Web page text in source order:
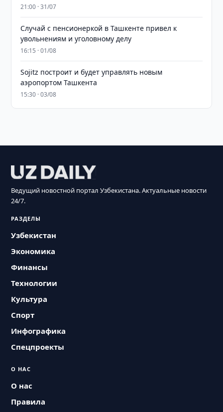
21:00 · 31/07
Случай с пенсионеркой в Ташкенте привел к
увольнениям и уголовному делу
16:15 · 01/08
Sojitz построит и будет управлять новым
аэропортом Ташкента
15:30 · 03/08
Ведущий новостной портал Узбекистана. Актуальные новости
24/7.
РАЗДЕЛЫ
Узбекистан
Экономика
Финансы
Технологии
Культура
Спорт
Инфографика
Спецпроекты
О НАС
О нас
Правила